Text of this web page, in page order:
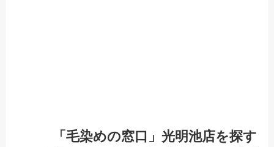
「毛染めの窓口」光明池店を探す